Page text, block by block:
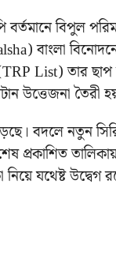
বিপুল
বাংলা
List) তার ছাপ
উত্তেজনা তৈরী
বদলে নতুন
প্রকাশিত
যথেষ্ট